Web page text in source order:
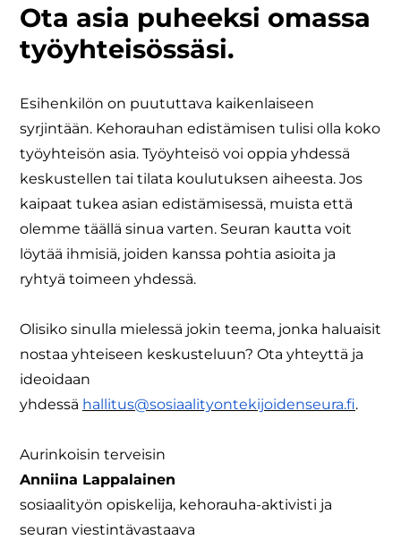
Ota asia puheeksi omassa
työyhteisössäsi.
Esihenkilön on puututtava kaikenlaiseen
syrjintään. Kehorauhan edistämisen tulisi olla koko
työyhteisön asia. Työyhteisö voi oppia yhdessä
keskustellen tai tilata koulutuksen aiheesta. Jos
kaipaat tukea asian edistämisessä, muista että
olemme täällä sinua varten. Seuran kautta voit
löytää ihmisiä, joiden kanssa pohtia asioita ja
ryhtyä toimeen yhdessä.
Olisiko sinulla mielessä jokin teema, jonka haluaisit
nostaa yhteiseen keskusteluun? Ota yhteyttä ja
ideoidaan
yhdessä hallitus@sosiaalityontekijoidenseura.fi.
Aurinkoisin terveisin
Anniina Lappalainen
sosiaalityön opiskelija, kehorauha-aktivisti ja
seuran viestintävastaava